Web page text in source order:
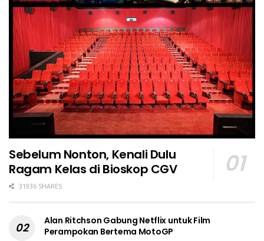
Sebelum Nonton, Kenali Dulu
Ragam Kelas di Bioskop CGV
31936 SHARES
Alan Ritchson Gabung Netflix untuk Film
Perampokan Bertema MotoGP